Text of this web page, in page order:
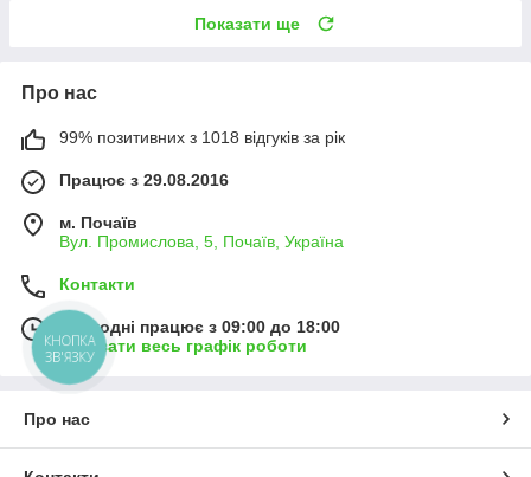
Показати ще
Про нас
99% позитивних з 1018 відгуків за рік
Працює з 29.08.2016
м. Почаїв
Вул. Промислова, 5, Почаїв, Україна
Контакти
Сьогодні працює з 09:00 до 18:00
Показати весь графік роботи
Про нас
КНОПКА
ЗВ'ЯЗКУ